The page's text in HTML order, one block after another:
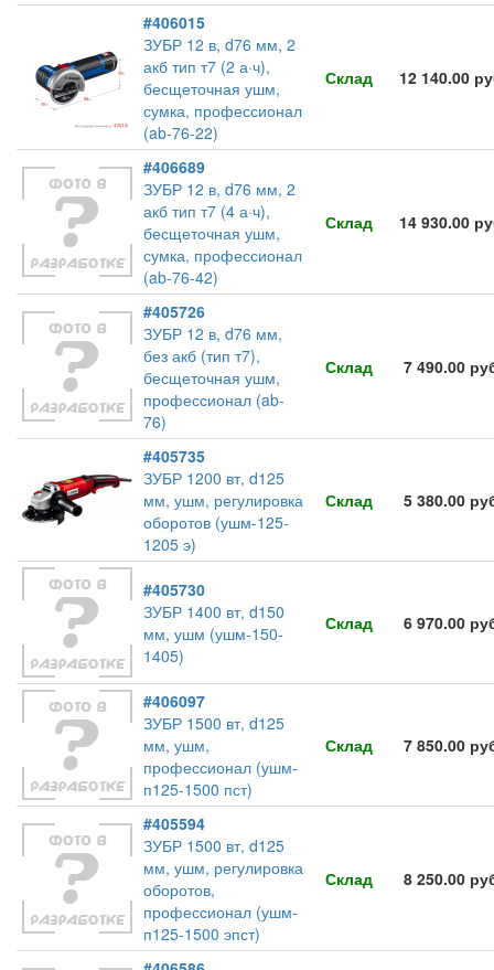
#406015
ЗУБР 12 в, d76 мм, 2
акб тип т7 (2 а·ч),
бесщеточная ушм,
сумка, профессионал
(ab-76-22)
Склад 12 140.00
#406689
ЗУБР 12 в, d76 мм, 2
акб тип т7 (4 а·ч),
бесщеточная ушм,
сумка, профессионал
(ab-76-42)
Склад 14 930.00
#405726
ЗУБР 12 в, d76 мм,
без акб (тип т7),
бесщеточная ушм,
профессионал (ab-
76)
Склад 7 490.00
#405735
ЗУБР 1200 вт, d125
мм, ушм, регулировка
оборотов (ушм-125-
1205 э)
Склад 5 380.00
#405730
ЗУБР 1400 вт, d150
мм, ушм (ушм-150-
1405)
Склад 6 970.00
#406097
ЗУБР 1500 вт, d125
мм, ушм,
профессионал (ушм-
п125-1500 пст)
Склад 7 850.00
#405594
ЗУБР 1500 вт, d125
мм, ушм, регулировка
оборотов,
профессионал (ушм-
п125-1500 эпст)
Склад 8 250.00